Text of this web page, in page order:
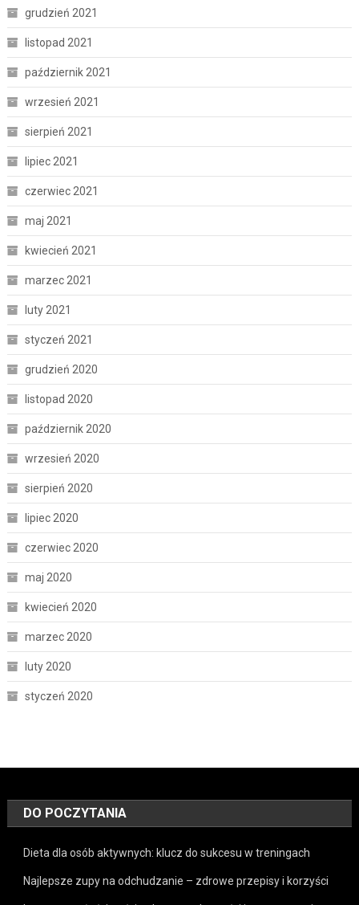
grudzień 2021
listopad 2021
październik 2021
wrzesień 2021
sierpień 2021
lipiec 2021
czerwiec 2021
maj 2021
kwiecień 2021
marzec 2021
luty 2021
styczeń 2021
grudzień 2020
listopad 2020
październik 2020
wrzesień 2020
sierpień 2020
lipiec 2020
czerwiec 2020
maj 2020
kwiecień 2020
marzec 2020
luty 2020
styczeń 2020
DO POCZYTANIA
Dieta dla osób aktywnych: klucz do sukcesu w treningach
Najlepsze zupy na odchudzanie – zdrowe przepisy i korzyści